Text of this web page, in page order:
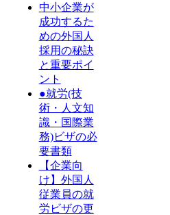
中小企業が
成功するた
めの外国人
採用の秘訣
と重要ポイ
ント
●就労(技
術・人文知
識・国際業
務)ビザの必
要書類
【企業向
け】外国人
従業員の就
労ビザの更